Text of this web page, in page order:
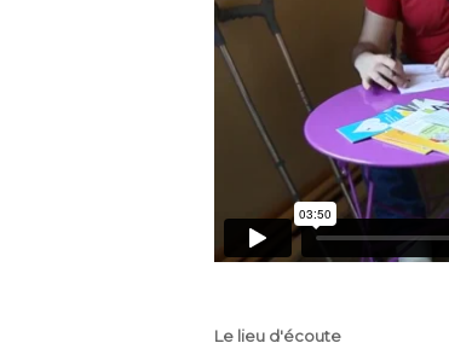
Le lieu d'écoute